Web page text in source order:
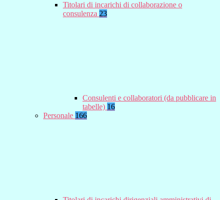
Titolari di incarichi di collaborazione o
consulenza 23
Consulenti e collaboratori (da pubblicare in
tabelle) 16
Personale 166